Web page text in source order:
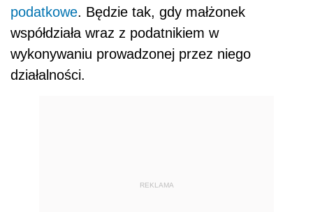
podatkowe. Będzie tak, gdy małżonek
współdziała wraz z podatnikiem w
wykonywaniu prowadzonej przez niego
działalności.
REKLAMA